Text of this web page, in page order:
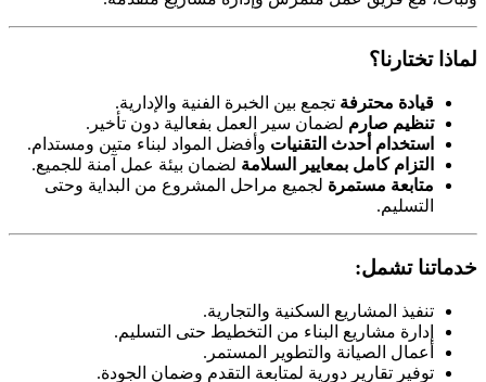
لماذا تختارنا؟
قيادة محترفةتجمع بين الخبرة الفنية والإدارية.
تنظيم صارملضمان سير العمل بفعالية دون تأخير.
استخدام أحدث التقنياتوأفضل المواد لبناء متين ومستدام.
التزام كامل بمعايير السلامةلضمان بيئة عمل آمنة للجميع.
متابعة مستمرة لجميع مراحل المشروع من البداية وحتى
التسليم.
خدماتنا تشمل:
تنفيذ المشاريع السكنية والتجارية.
إدارة مشاريع البناء من التخطيط حتى التسليم.
أعمال الصيانة والتطوير المستمر.
توفير تقارير دورية لمتابعة التقدم وضمان الجودة.